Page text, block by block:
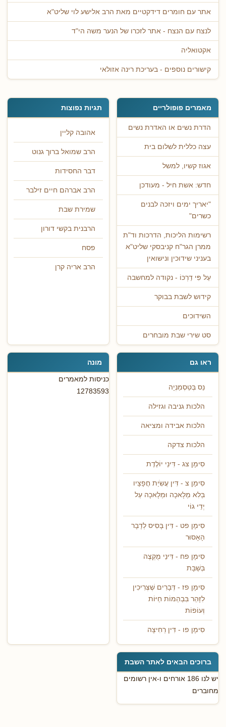
אתר עם חומרים דידקטיים מאת הרב אלישע לוי שליט"א
לנצח עם הנצח - אתר לזכרו של הנער משה הי"ד
אקטואליה
קישורים נוספים - בעריכת רינה אזולאי
מאמרים פופולריים
הדרת נשים או האדרת נשים
עצה כללית לשלום בית
אגוז קשיו, למשל
חדש: אשת חיל - מעודכן
"יאריך ימים ויזכה לבנים
כשרים"
רשימות הליכות, הדרכות וד"ת
ממרן הגר"ח קניבסקי שליט"א
בעניני שידוכין ונישואין
עַל פִּי דַרְכּוֹ - נקודה למחשבה
קידוש לשבת בבוקר
השידוכים
סט שירי שבת מובחרים
תגיות נפוצות
אהובה קליין
הרב שמואל ברוך גנוט
דבר החסידות
הרב אברהם חיים זילבר
שמירת שבת
הרבנית בקשי דורון
פסח
הרב אריה קרן
ראו גם
נֵס בְּטַסְמַנְיָה
הלכות גניבה וגזילה
הלכות אבידה ומציאה
הלכות צדקה
סִימָן צג - דִּינֵי יוֹלֶדֶת
סִימָן צ - דִּין עֲשִֹיַת חֲפָצָיו
בְּלִא מְלָאכָה וּמְלָאכָה עַל
יְדֵי גוֹי
סִימָן פט - דִּין בָּסִיס לְדָבָר
הָאָסוּר
סִימָן פח - דִּינֵי מֻקְצֶה
בְּשַׁבָּת
סִימָן פז - דְּבָרִים שֶׁצְּרִיכִין
לִזָּהֵר בִּבְהֵמוֹת חַיּוֹת
וְעוֹפוֹת
סִימָן פו - דִּין רְחִיצָה
מונה
כניסות למאמרים
12783593
ברוכים הבאים לאתר השבת
יש לנו 186 אורחים ו-אין רשומים
מחוברים